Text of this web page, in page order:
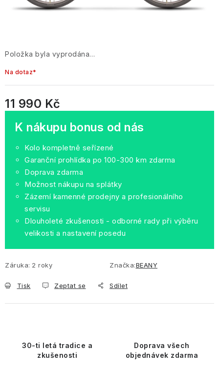
Položka byla vyprodána…
Na dotaz*
11 990 Kč
K nákupu bonus od nás
Kolo kompletně seřízené
Garanční prohlídka po 100-300 km zdarma
Doprava zdarma
Možnost nákupu na splátky
Zázemí kamenné prodejny a profesionálního
servisu
Dlouholeté zkušenosti - odborné rady při výběru
velikosti a nastavení posedu
Záruka: 2 roky Značka:BEANY
Tisk Zeptat se Sdílet
30-ti letá tradice a
zkušenosti
Doprava všech
objednávek zdarma